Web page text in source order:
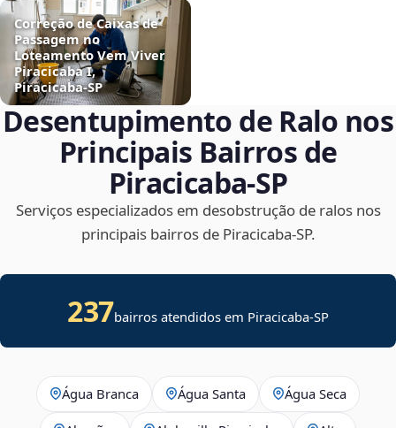
Correção de Caixas de
Passagem no
Loteamento Vem Viver
Piracicaba I,
Piracicaba‑SP
Desentupimento de Ralo nos
Principais Bairros de
Piracicaba‑SP
Serviços especializados em desobstrução de ralos nos
principais bairros de Piracicaba‑SP.
237bairros atendidos em Piracicaba-SP
Água Branca Água Santa Água Seca